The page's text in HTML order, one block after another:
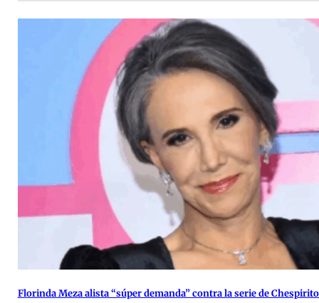
Florinda Meza alista “súper demanda” contra la serie de